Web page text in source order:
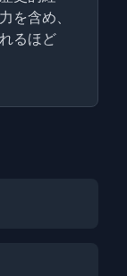
を含め、
るほど